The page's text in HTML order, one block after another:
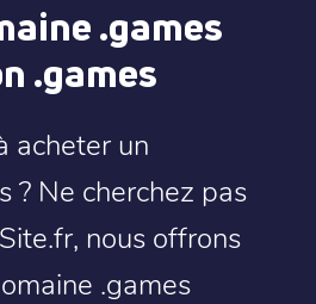
.games
.games
acheter un
? Ne cherchez pas
nous offrons
.games